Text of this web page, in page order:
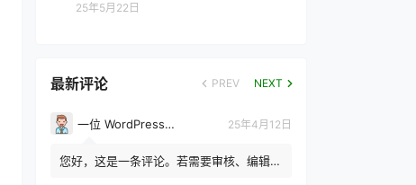
25年5月22日
最新评论 PREV NEXT
一位 WordPress 评论者 25年4月12日
您好，这是一条评论。若需要审核、编辑或